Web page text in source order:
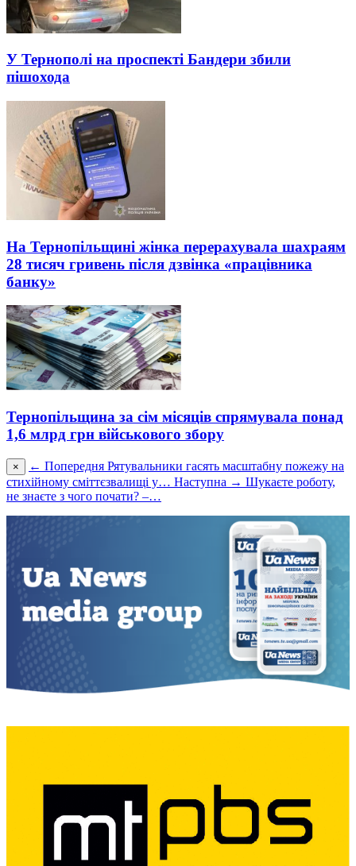
У Тернополі на проспекті Бандери збили
пішохода
На Тернопільщині жінка перерахувала шахраям
28 тисяч гривень після дзвінка «працівника
банку»
Тернопільщина за сім місяців спрямувала понад
1,6 млрд грн військового збору
× ← Попередня Рятувальники гасять масштабну пожежу на
стихійному сміттєзвалищі у… Наступна → Шукаєте роботу,
не знаєте з чого почати? –…